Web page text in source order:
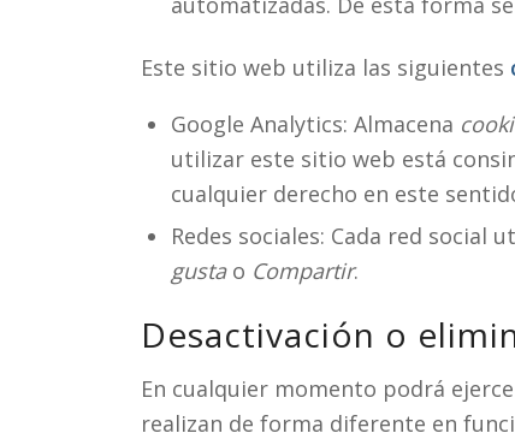
Este sitio web utiliza las siguientes
Google Analytics: Almacena
utilizar este sitio web está
cualquier derecho en este
Redes sociales: Cada red social
gustao Compartir.
Desactivación o
En cualquier momento podrá
realizan de forma diferente en